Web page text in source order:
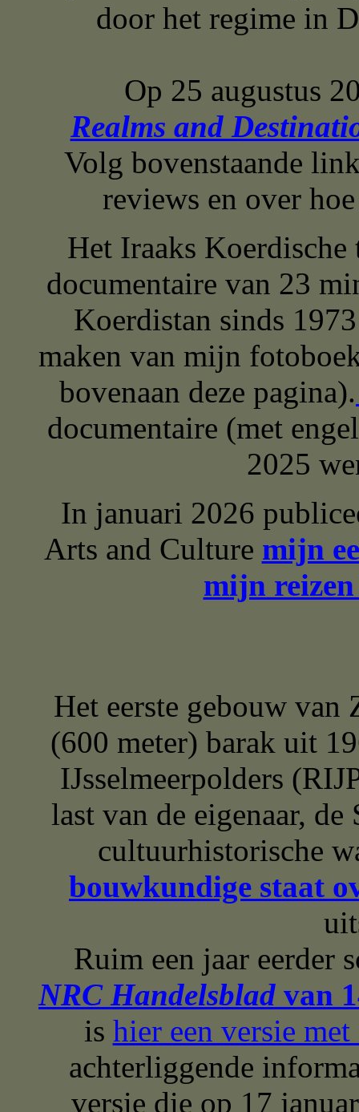
door het regime in
Op 25 augustus
Realms and
Volg bovenstaande
reviews en over
Het Iraaks Koerdische
documentaire van 23
Koerdistan sinds
maken van mijn
bovenaan deze pagina).
documentaire (met
2025
In januari 2026
Arts and Culture mijn
mijn
Het eerste gebouw
(600 meter) barak uit
IJsselmeerpolders
last van de eigenaar,
cultuurhistorische
bouwkundige staat
Ruim een jaar eerder
NRC Handelsblad van
is hier een versie
achterliggende
versie die op 17